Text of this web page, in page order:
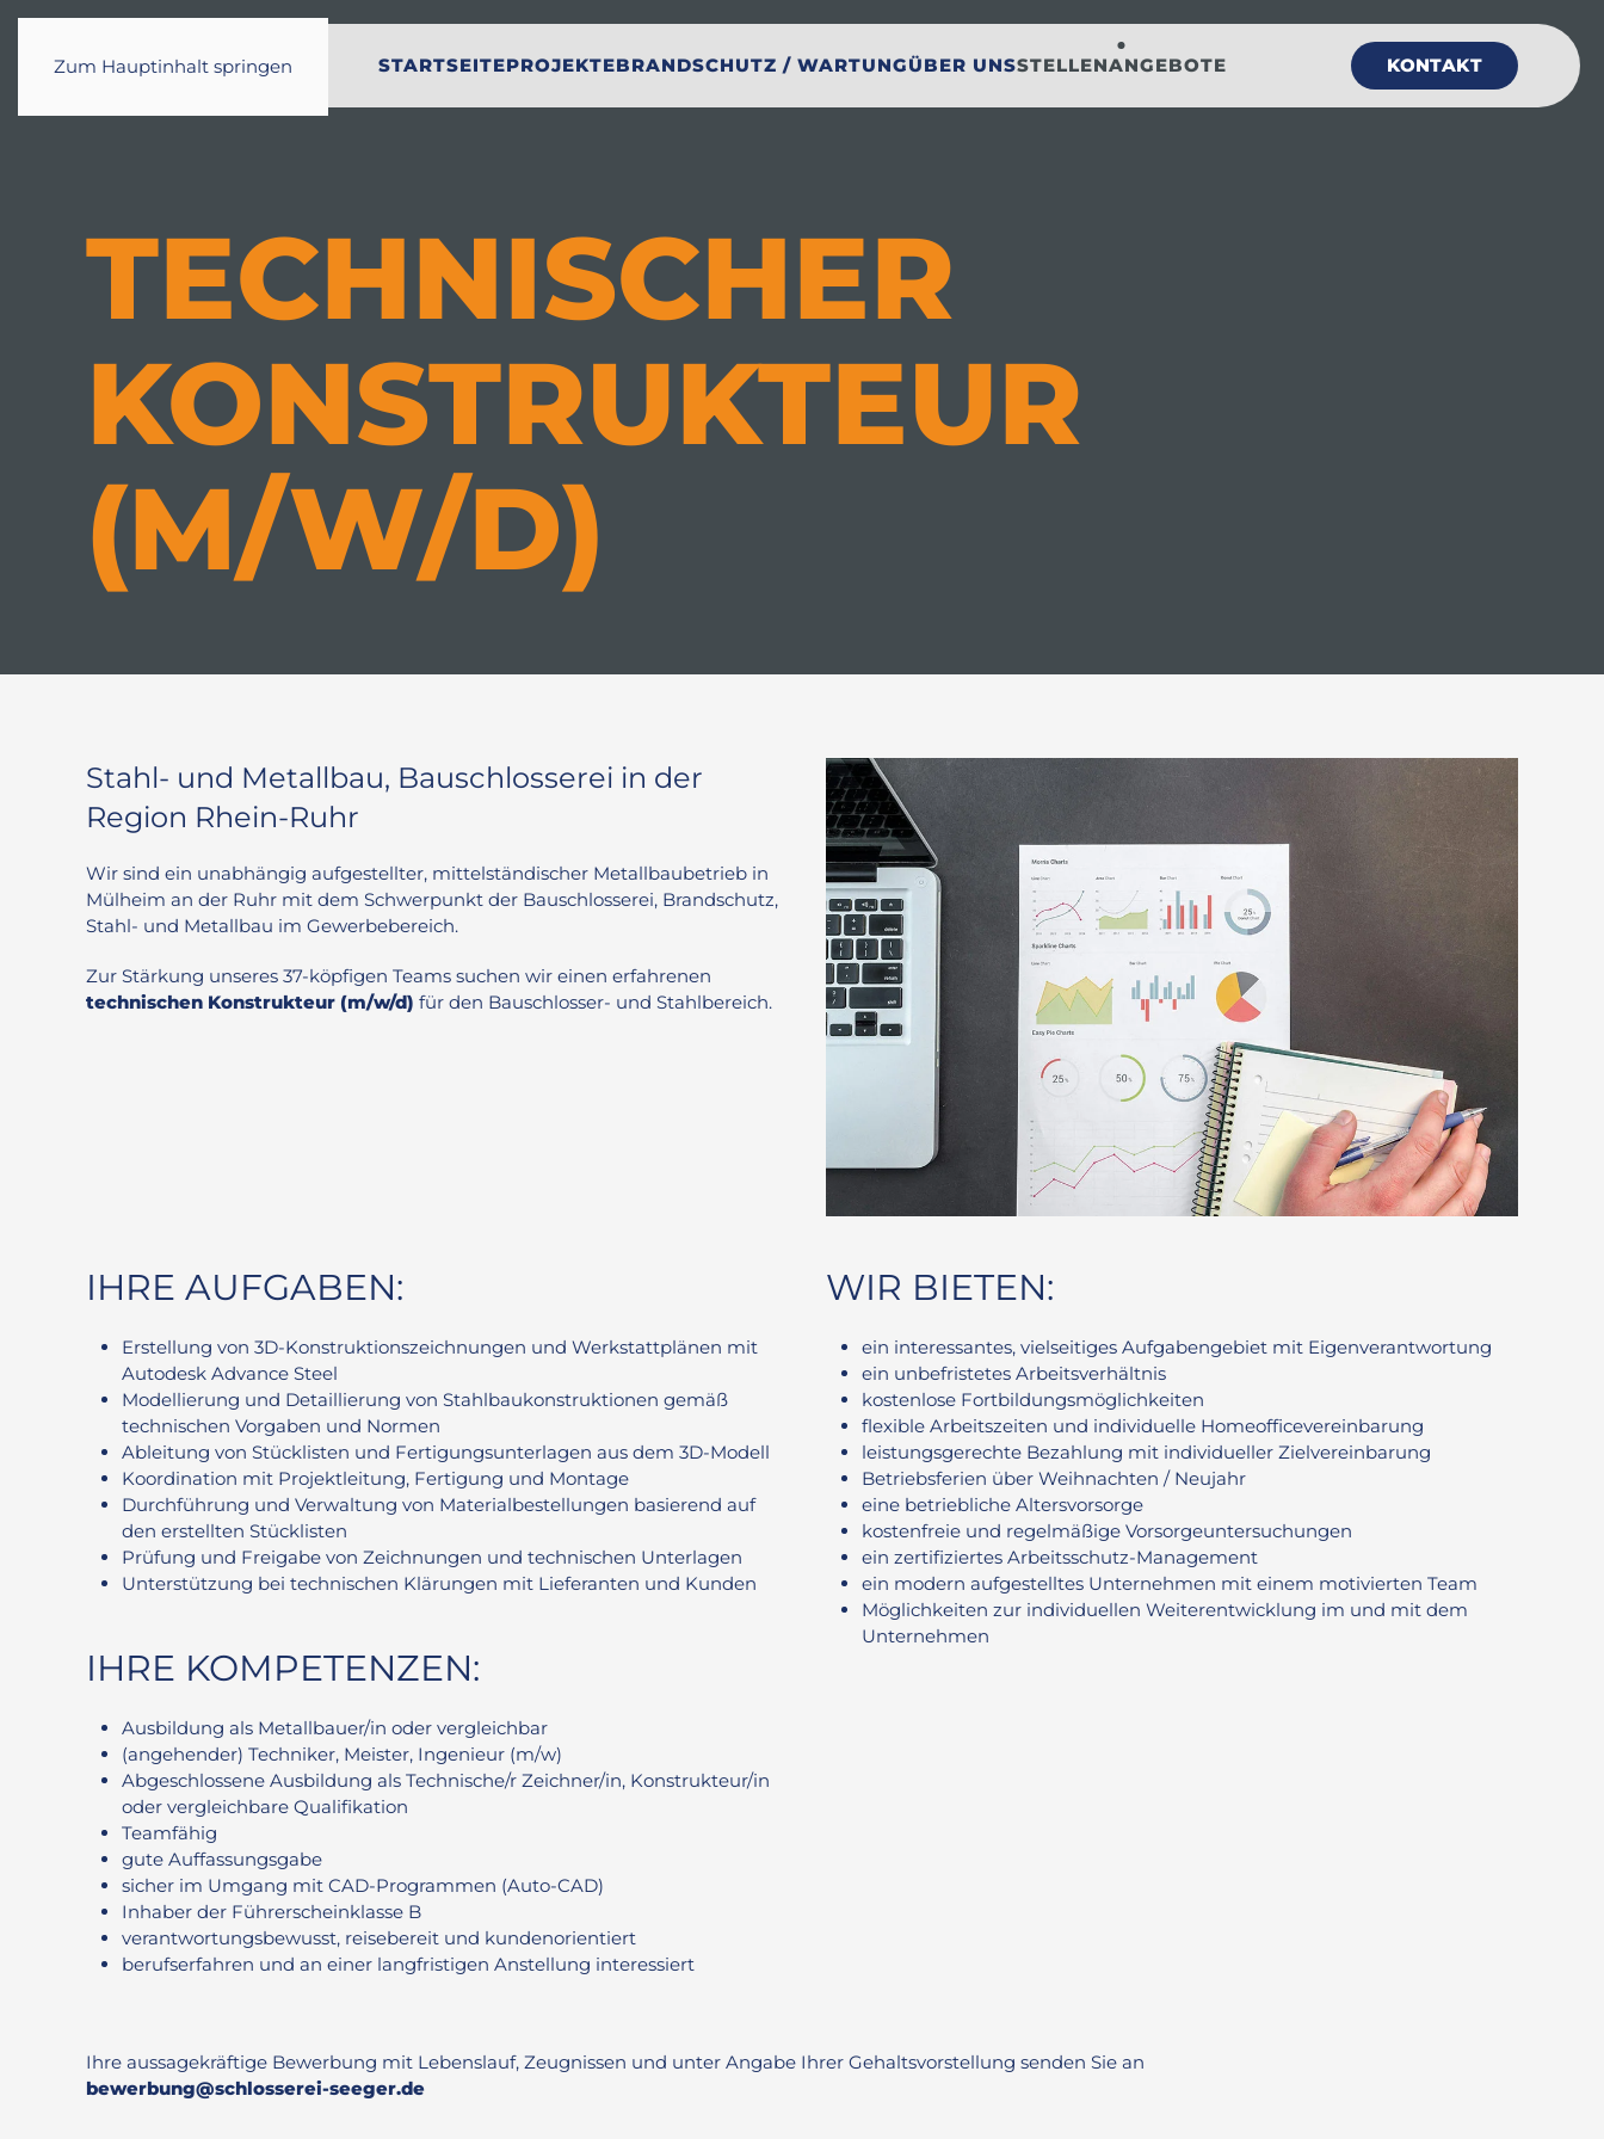
Zum Hauptinhalt springen STARTSEITEPROJEKTEBRANDSCHUTZ / WARTUNGÜBER UNSSTELLENANGEBOTE KONTAKT
TECHNISCHER
KONSTRUKTEUR
(M/W/D)
Stahl- und Metallbau, Bauschlosserei in der
Region Rhein-Ruhr
Wir sind ein unabhängig aufgestellter, mittelständischer Metallbaubetrieb in
Mülheim an der Ruhr mit dem Schwerpunkt der Bauschlosserei, Brandschutz,
Stahl- und Metallbau im Gewerbebereich.
Zur Stärkung unseres 37-köpfigen Teams suchen wir einen erfahrenen
technischen Konstrukteur (m/w/d) für den Bauschlosser- und Stahlbereich.
IHRE AUFGABEN:
Erstellung von 3D-Konstruktionszeichnungen und Werkstattplänen mit
Autodesk Advance Steel
Modellierung und Detaillierung von Stahlbaukonstruktionen gemäß
technischen Vorgaben und Normen
Ableitung von Stücklisten und Fertigungsunterlagen aus dem 3D-Modell
Koordination mit Projektleitung, Fertigung und Montage
Durchführung und Verwaltung von Materialbestellungen basierend auf
den erstellten Stücklisten
Prüfung und Freigabe von Zeichnungen und technischen Unterlagen
Unterstützung bei technischen Klärungen mit Lieferanten und Kunden
IHRE KOMPETENZEN:
Ausbildung als Metallbauer/in oder vergleichbar
(angehender) Techniker, Meister, Ingenieur (m/w)
Abgeschlossene Ausbildung als Technische/r Zeichner/in, Konstrukteur/in
oder vergleichbare Qualifikation
Teamfähig
gute Auffassungsgabe
sicher im Umgang mit CAD-Programmen (Auto-CAD)
Inhaber der Führerscheinklasse B
verantwortungsbewusst, reisebereit und kundenorientiert
berufserfahren und an einer langfristigen Anstellung interessiert
WIR BIETEN:
ein interessantes, vielseitiges Aufgabengebiet mit Eigenverantwortung
ein unbefristetes Arbeitsverhältnis
kostenlose Fortbildungsmöglichkeiten
flexible Arbeitszeiten und individuelle Homeofficevereinbarung
leistungsgerechte Bezahlung mit individueller Zielvereinbarung
Betriebsferien über Weihnachten / Neujahr
eine betriebliche Altersvorsorge
kostenfreie und regelmäßige Vorsorgeuntersuchungen
ein zertifiziertes Arbeitsschutz-Management
ein modern aufgestelltes Unternehmen mit einem motivierten Team
Möglichkeiten zur individuellen Weiterentwicklung im und mit dem
Unternehmen
Ihre aussagekräftige Bewerbung mit Lebenslauf, Zeugnissen und unter Angabe Ihrer Gehaltsvorstellung senden Sie an
bewerbung@schlosserei-seeger.de